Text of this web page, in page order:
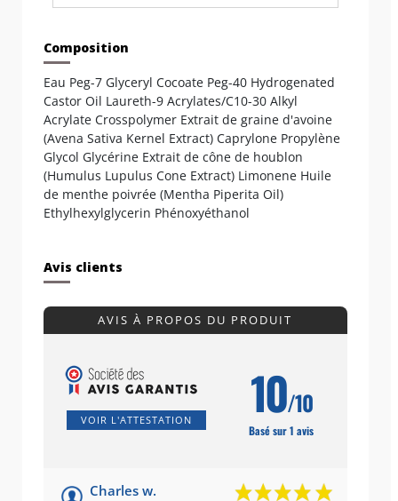
Composition
Eau Peg-7 Glyceryl Cocoate Peg-40 Hydrogenated
Castor Oil Laureth-9 Acrylates/C10-30 Alkyl
Acrylate Crosspolymer Extrait de graine d'avoine
(Avena Sativa Kernel Extract) Caprylone Propylène
Glycol Glycérine Extrait de cône de houblon
(Humulus Lupulus Cone Extract) Limonene Huile
de menthe poivrée (Mentha Piperita Oil)
Ethylhexylglycerin Phénoxyéthanol
Avis clients
AVIS À PROPOS DU PRODUIT
VOIR L'ATTESTATION 10/10
Basé sur 1 avis
Charles w.